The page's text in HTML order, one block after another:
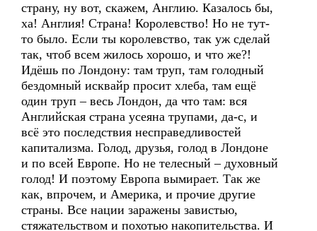
страну, ну вот, скажем, Англию. Казалось бы,
ха! Англия! Страна! Королевство! Но не тут-
то было. Если ты королевство, так уж сделай
так, чтоб всем жилось хорошо, и что же?!
Идёшь по Лондону: там труп, там голодный
бездомный исквайр просит хлеба, там ещё
один труп – весь Лондон, да что там: вся
Английская страна усеяна трупами, да-с, и
всё это последствия несправедливостей
капитализма. Голод, друзья, голод в Лондоне
и по всей Европе. Но не телесный – духовный
голод! И поэтому Европа вымирает. Так же
как, впрочем, и Америка, и прочие другие
страны. Все нации заражены завистью,
стяжательством и похотью накопительства. И